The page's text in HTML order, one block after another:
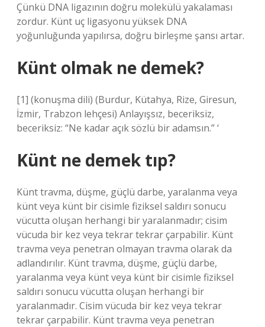
Çünkü DNA ligazının doğru molekülü yakalaması
zordur. Künt uç ligasyonu yüksek DNA
yoğunluğunda yapılırsa, doğru birleşme şansı artar.
Künt olmak ne demek?
[1] (konuşma dili) (Burdur, Kütahya, Rize, Giresun,
İzmir, Trabzon lehçesi) Anlayışsız, beceriksiz,
beceriksiz: “Ne kadar açık sözlü bir adamsın.” ‘
Künt ne demek tıp?
Künt travma, düşme, güçlü darbe, yaralanma veya
künt veya künt bir cisimle fiziksel saldırı sonucu
vücutta oluşan herhangi bir yaralanmadır; cisim
vücuda bir kez veya tekrar tekrar çarpabilir. Künt
travma veya penetran olmayan travma olarak da
adlandırılır. Künt travma, düşme, güçlü darbe,
yaralanma veya künt veya künt bir cisimle fiziksel
saldırı sonucu vücutta oluşan herhangi bir
yaralanmadır. Cisim vücuda bir kez veya tekrar
tekrar çarpabilir. Künt travma veya penetran